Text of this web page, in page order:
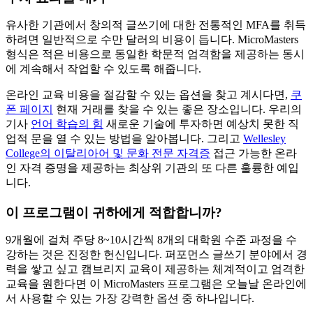
유사한 기관에서 창의적 글쓰기에 대한 전통적인 MFA를 취득
하려면 일반적으로 수만 달러의 비용이 듭니다. MicroMasters
형식은 적은 비용으로 동일한 학문적 엄격함을 제공하는 동시
에 계속해서 작업할 수 있도록 해줍니다.
온라인 교육 비용을 절감할 수 있는 옵션을 찾고 계시다면, 쿠
폰 페이지
현재 거래를 찾을 수 있는 좋은 장소입니다. 우리의
기사 언어 학습의 힘 새로운 기술에 투자하면 예상치 못한 직
업적 문을 열 수 있는 방법을 알아봅니다. 그리고 Wellesley
College의 이탈리아어 및 문화 전문 자격증 접근 가능한 온라
인 자격 증명을 제공하는 최상위 기관의 또 다른 훌륭한 예입
니다.
이 프로그램이 귀하에게 적합합니까?
9개월에 걸쳐 주당 8~10시간씩 8개의 대학원 수준 과정을 수
강하는 것은 진정한 헌신입니다. 퍼포먼스 글쓰기 분야에서 경
력을 쌓고 싶고 캠브리지 교육이 제공하는 체계적이고 엄격한
교육을 원한다면 이 MicroMasters 프로그램은 오늘날 온라인에
서 사용할 수 있는 가장 강력한 옵션 중 하나입니다.